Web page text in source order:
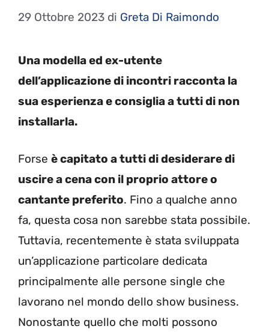
29 Ottobre 2023 di Greta Di Raimondo
Una modella ed ex-utente
dell’applicazione di incontri racconta la
sua esperienza e consiglia a tutti di non
installarla.
Forse è capitato a tutti di desiderare di
uscire a cena con il proprio attore o
cantante preferito. Fino a qualche anno
fa, questa cosa non sarebbe stata possibile.
Tuttavia, recentemente è stata sviluppata
un’applicazione particolare dedicata
principalmente alle persone single che
lavorano nel mondo dello show business.
Nonostante quello che molti possono